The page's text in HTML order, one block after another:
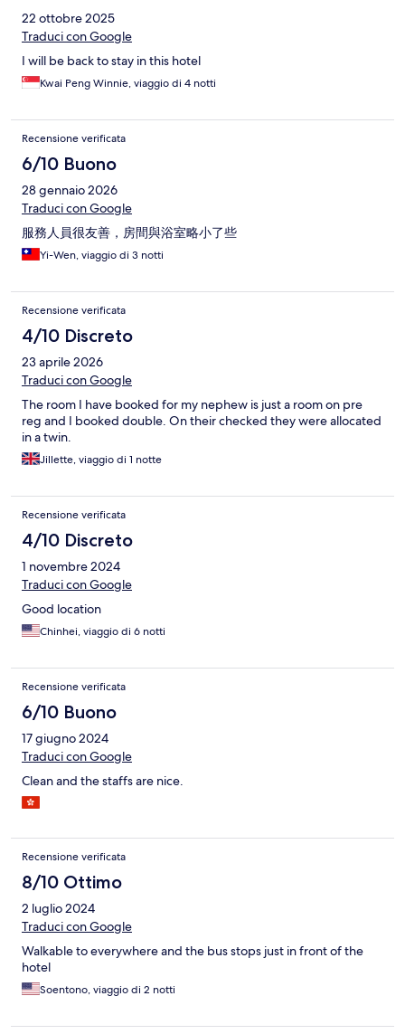
22 ottobre 2025
Traduci con Google
I will be back to stay in this hotel
Kwai Peng Winnie, viaggio di 4 notti
Recensione verificata
6/10 Buono
28 gennaio 2026
Traduci con Google
服務人員很友善，房間與浴室略小了些
Yi-Wen, viaggio di 3 notti
Recensione verificata
4/10 Discreto
23 aprile 2026
Traduci con Google
The room I have booked for my nephew is just a room on pre
reg and I booked double. On their checked they were allocated
in a twin.
Jillette, viaggio di 1 notte
Recensione verificata
4/10 Discreto
1 novembre 2024
Traduci con Google
Good location
Chinhei, viaggio di 6 notti
Recensione verificata
6/10 Buono
17 giugno 2024
Traduci con Google
Clean and the staffs are nice.
Recensione verificata
8/10 Ottimo
2 luglio 2024
Traduci con Google
Walkable to everywhere and the bus stops just in front of the
hotel
Soentono, viaggio di 2 notti